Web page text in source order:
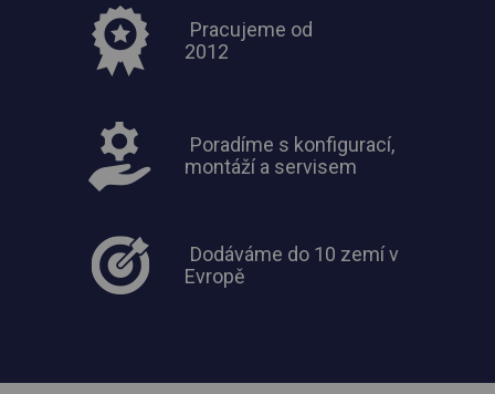
Pracujeme od
2012
Poradíme s konfigurací,
montáží a servisem
Dodáváme do 10 zemí v
Evropě